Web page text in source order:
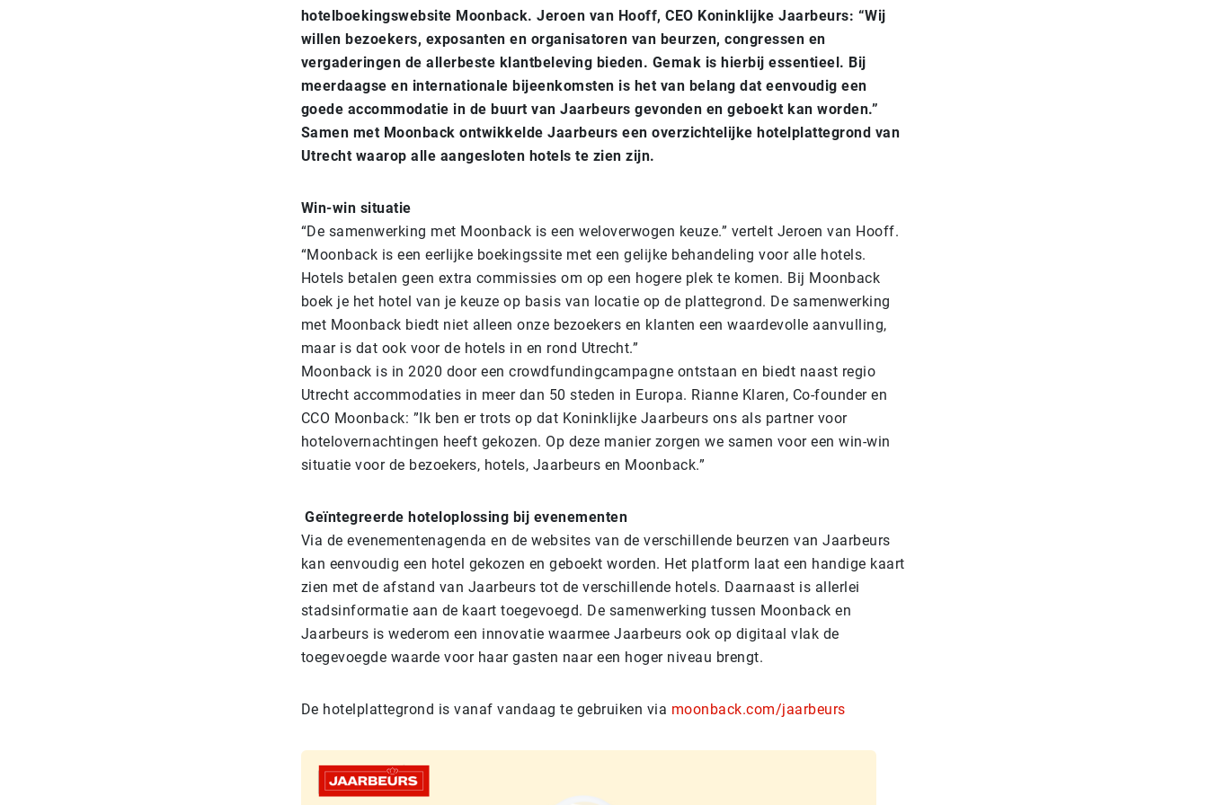
hotelboekingswebsite Moonback. Jeroen van Hooff, CEO Koninklijke Jaarbeurs: “Wij
willen bezoekers, exposanten en organisatoren van beurzen, congressen en
vergaderingen de allerbeste klantbeleving bieden. Gemak is hierbij essentieel. Bij
meerdaagse en internationale bijeenkomsten is het van belang dat eenvoudig een
goede accommodatie in de buurt van Jaarbeurs gevonden en geboekt kan worden.”
Samen met Moonback ontwikkelde Jaarbeurs een overzichtelijke hotelplattegrond van
Utrecht waarop alle aangesloten hotels te zien zijn.
Win-win situatie
“De samenwerking met Moonback is een weloverwogen keuze.” vertelt Jeroen van Hooff.
“Moonback is een eerlijke boekingssite met een gelijke behandeling voor alle hotels.
Hotels betalen geen extra commissies om op een hogere plek te komen. Bij Moonback
boek je het hotel van je keuze op basis van locatie op de plattegrond. De samenwerking
met Moonback biedt niet alleen onze bezoekers en klanten een waardevolle aanvulling,
maar is dat ook voor de hotels in en rond Utrecht.”
Moonback is in 2020 door een crowdfundingcampagne ontstaan en biedt naast regio
Utrecht accommodaties in meer dan 50 steden in Europa. Rianne Klaren, Co-founder en
CCO Moonback: ”Ik ben er trots op dat Koninklijke Jaarbeurs ons als partner voor
hotelovernachtingen heeft gekozen. Op deze manier zorgen we samen voor een win-win
situatie voor de bezoekers, hotels, Jaarbeurs en Moonback.”
Geïntegreerde hoteloplossing bij evenementen
Via de evenementenagenda en de websites van de verschillende beurzen van Jaarbeurs
kan eenvoudig een hotel gekozen en geboekt worden. Het platform laat een handige kaart
zien met de afstand van Jaarbeurs tot de verschillende hotels. Daarnaast is allerlei
stadsinformatie aan de kaart toegevoegd. De samenwerking tussen Moonback en
Jaarbeurs is wederom een innovatie waarmee Jaarbeurs ook op digitaal vlak de
toegevoegde waarde voor haar gasten naar een hoger niveau brengt.
De hotelplattegrond is vanaf vandaag te gebruiken via moonback.com/jaarbeurs